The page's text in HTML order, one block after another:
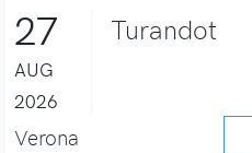
27
AUG
2026
Turandot
Verona